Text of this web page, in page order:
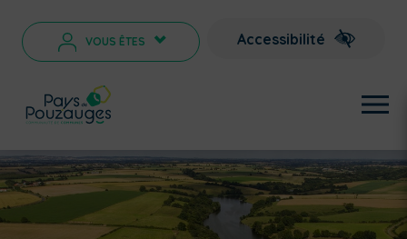
VOUS ÊTES > Accessibilité